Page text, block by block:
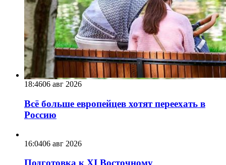
18:4606 авг 2026
Всё больше европейцев хотят переехать в
Россию
16:0406 авг 2026
Подготовка к XI Восточному